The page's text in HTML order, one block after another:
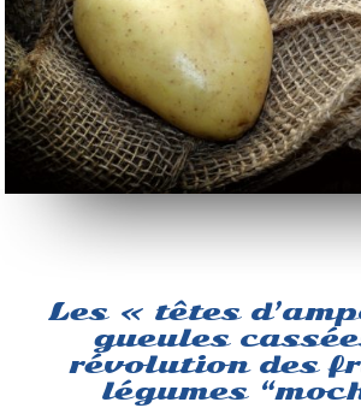
Les « têtes
gueules
révolution des
légumes